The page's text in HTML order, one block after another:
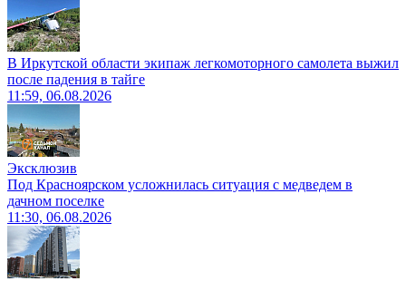
В Иркутской области экипаж легкомоторного самолета выжил
после падения в тайге
11:59, 06.08.2026
Эксклюзив
Под Красноярском усложнилась ситуация с медведем в
дачном поселке
11:30, 06.08.2026